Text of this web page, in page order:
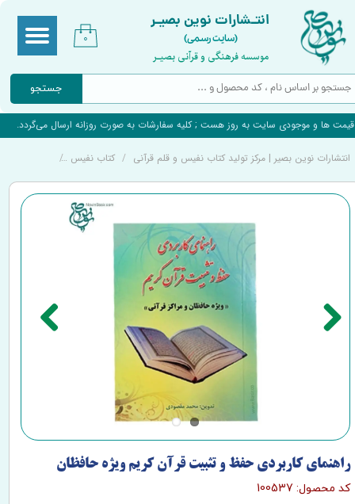
جستجو
۰
انتـشارات نوین بصیـر
موسسه فرهنگی و قرآنی بصیـر
(سایت رسمی)
قیمت ها و موجودی سایت به روز هست ; کلیه سفارشات به صورت روزانه ارسال می‌گردد.
انتشارات نوین بصیر | مرکز تولید کتاب نفیس و قلم قرآنی کتاب نفیس
راهنمای کاربردی حفظ و تثبیت قرآن کریم ویژه حافظان
کد محصول: 100537